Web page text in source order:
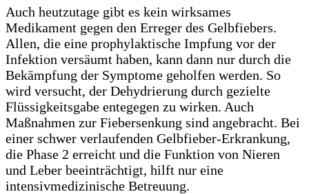
Auch heutzutage gibt es kein wirksames
Medikament gegen den Erreger des Gelbfiebers.
Allen, die eine prophylaktische Impfung vor der
Infektion versäumt haben, kann dann nur durch die
Bekämpfung der Symptome geholfen werden. So
wird versucht, der Dehydrierung durch gezielte
Flüssigkeitsgabe entegegen zu wirken. Auch
Maßnahmen zur Fiebersenkung sind angebracht. Bei
einer schwer verlaufenden Gelbfieber-Erkrankung,
die Phase 2 erreicht und die Funktion von Nieren
und Leber beeinträchtigt, hilft nur eine
intensivmedizinische Betreuung.